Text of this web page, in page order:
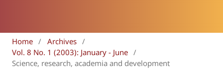
Home / Archives /
Vol. 8 No. 1 (2003): January - June /
Science, research, academia and development